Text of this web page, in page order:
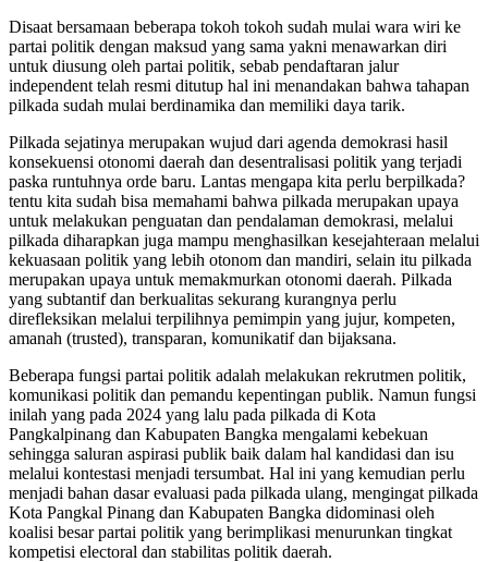
Disaat bersamaan beberapa tokoh tokoh sudah mulai wara wiri ke
partai politik dengan maksud yang sama yakni menawarkan diri
untuk diusung oleh partai politik, sebab pendaftaran jalur
independent telah resmi ditutup hal ini menandakan bahwa tahapan
pilkada sudah mulai berdinamika dan memiliki daya tarik.
Pilkada sejatinya merupakan wujud dari agenda demokrasi hasil
konsekuensi otonomi daerah dan desentralisasi politik yang terjadi
paska runtuhnya orde baru. Lantas mengapa kita perlu berpilkada?
tentu kita sudah bisa memahami bahwa pilkada merupakan upaya
untuk melakukan penguatan dan pendalaman demokrasi, melalui
pilkada diharapkan juga mampu menghasilkan kesejahteraan melalui
kekuasaan politik yang lebih otonom dan mandiri, selain itu pilkada
merupakan upaya untuk memakmurkan otonomi daerah. Pilkada
yang subtantif dan berkualitas sekurang kurangnya perlu
direfleksikan melalui terpilihnya pemimpin yang jujur, kompeten,
amanah (trusted), transparan, komunikatif dan bijaksana.
Beberapa fungsi partai politik adalah melakukan rekrutmen politik,
komunikasi politik dan pemandu kepentingan publik. Namun fungsi
inilah yang pada 2024 yang lalu pada pilkada di Kota
Pangkalpinang dan Kabupaten Bangka mengalami kebekuan
sehingga saluran aspirasi publik baik dalam hal kandidasi dan isu
melalui kontestasi menjadi tersumbat. Hal ini yang kemudian perlu
menjadi bahan dasar evaluasi pada pilkada ulang, mengingat pilkada
Kota Pangkal Pinang dan Kabupaten Bangka didominasi oleh
koalisi besar partai politik yang berimplikasi menurunkan tingkat
kompetisi electoral dan stabilitas politik daerah.